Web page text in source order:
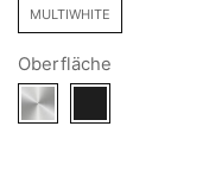
MULTIWHITE
Oberfläche